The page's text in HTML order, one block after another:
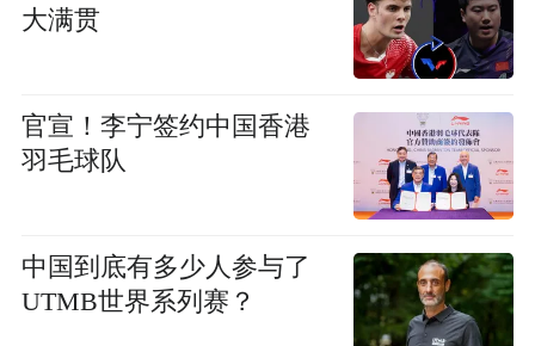
大满贯
官宣！李宁签约中国香港
羽毛球队
中国到底有多少人参与了
UTMB世界系列赛？